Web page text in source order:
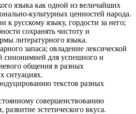
языка как одной из величайших
культурных ценностей народа.
к русскому языку, гордости за него;
сохранять чистоту и
литературного языка.
запаса; овладение лексической
синонимией для успешного и
общения в разных
ситуациях.
текстов разных
совершенствованию
развитие эстетического вкуса.